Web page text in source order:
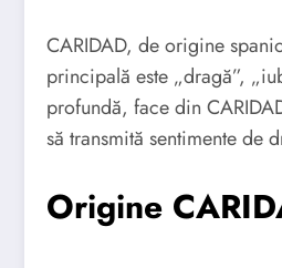
CARIDAD, de origine
principală este „dragă”,
profundă, face din
să transmită sentimente de
Origine